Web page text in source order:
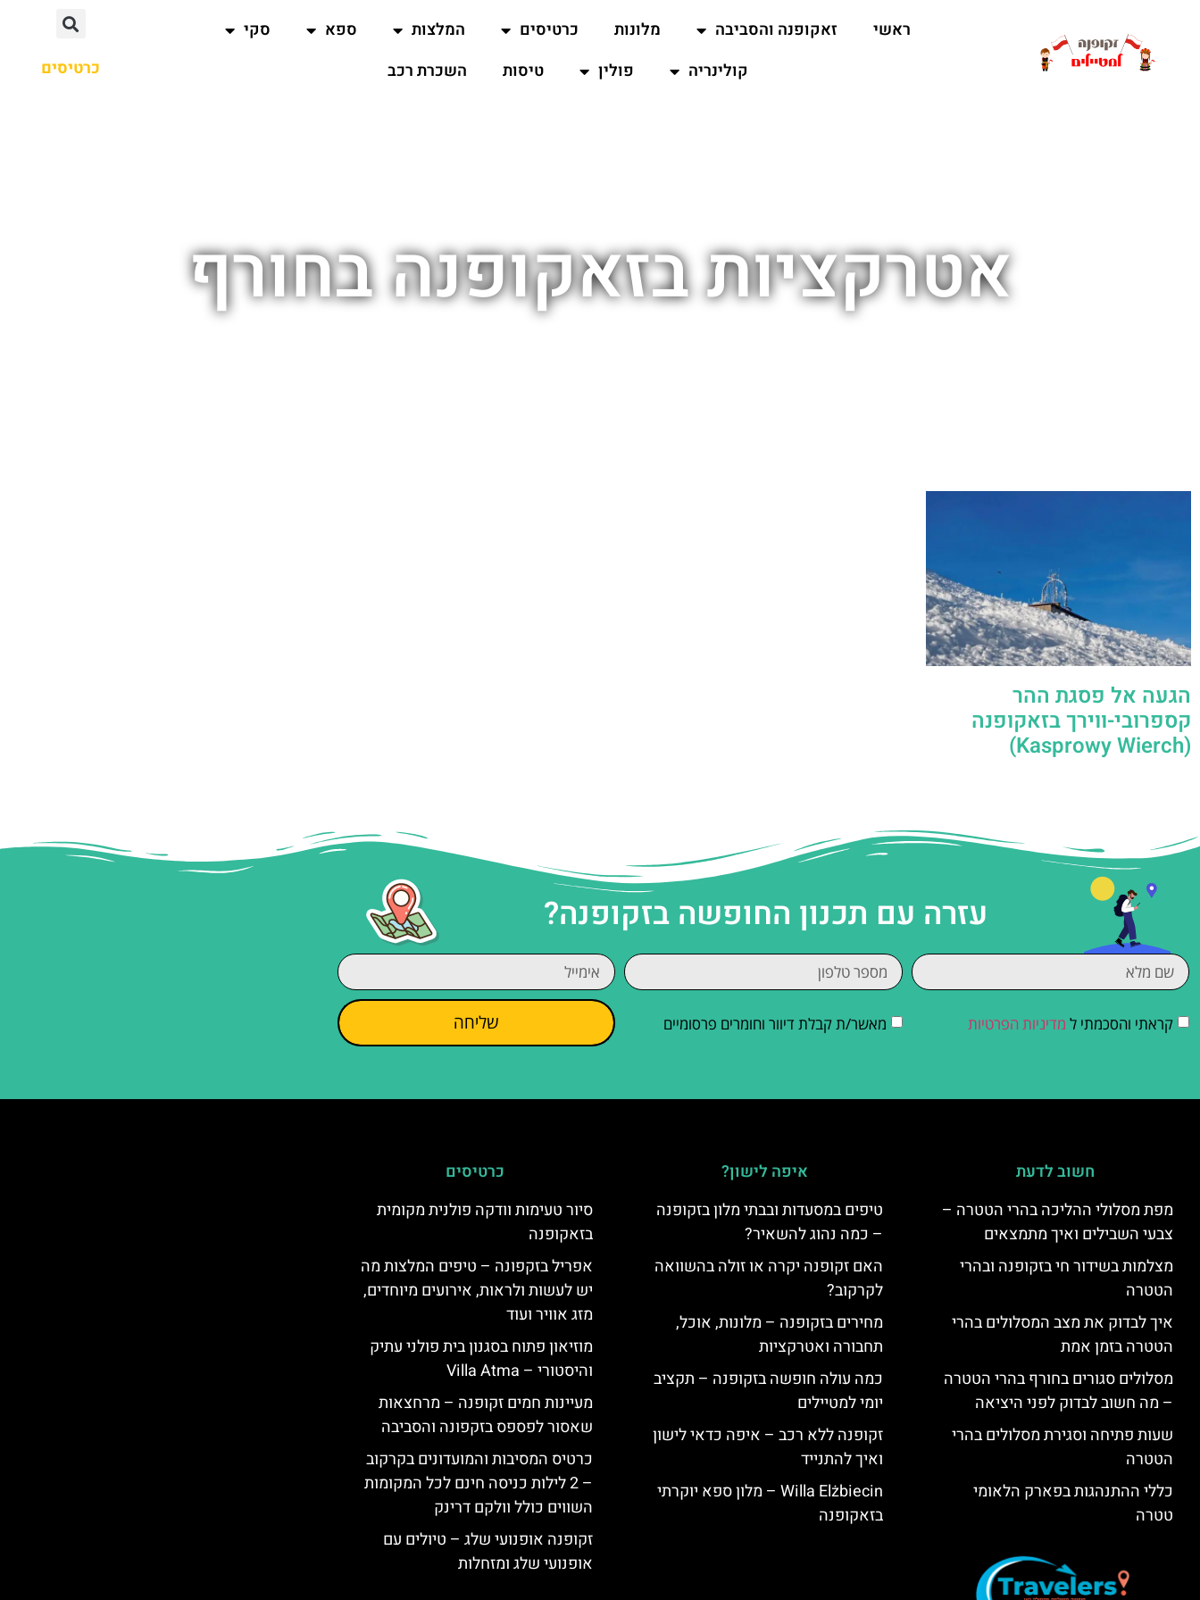
ראשי זאקופנה והסביבה מלונות כרטיסים המלצות ספא
סקי
קולינריה
פולין טיסות השכרת רכב כרטיסים
אטרקציות בזאקופנה בחורף
הגעה אל פסגת ההר
קספרובי-ווירך בזאקופנה
(Kasprowy Wierch)
עזרה עם תכנון החופשה בזקופנה?
קראתי והסכמתי ל מדיניות הפרטיות מאשר/ת קבלת דיוור וחומרים פרסומיים שליחה
חשוב לדעת
מפת מסלולי ההליכה בהרי הטטרה –
צבעי השבילים ואיך מתמצאים
מצלמות בשידור חי בזקופנה ובהרי
הטטרה
איך לבדוק את מצב המסלולים בהרי
הטטרה בזמן אמת
מסלולים סגורים בחורף בהרי הטטרה
– מה חשוב לבדוק לפני היציאה
שעות פתיחה וסגירת מסלולים בהרי
הטטרה
כללי ההתנהגות בפארק הלאומי
טטרה
איפה לישון?
טיפים במסעדות ובבתי מלון בזקופנה
– כמה נהוג להשאיר?
האם זקופנה יקרה או זולה בהשוואה
לקרקוב?
מחירים בזקופנה – מלונות, אוכל,
תחבורה ואטרקציות
כמה עולה חופשה בזקופנה – תקציב
יומי למטיילים
זקופנה ללא רכב – איפה כדאי לישון
ואיך להתנייד
Willa Elżbiecin – מלון ספא יוקרתי
בזאקופנה
כרטיסים
סיור טעימות וודקה פולנית מקומית
בזאקופנה
אפריל בזקפונה – טיפים המלצות מה
יש לעשות ולראות, אירועים מיוחדים,
מזג אוויר ועוד
מוזיאון פתוח בסגנון בית פולני עתיק
והיסטורי – Villa Atma
מעיינות חמים זקופנה – מרחצאות
שאסור לפספס בזקפונה והסביבה
כרטיס המסיבות והמועדונים בקרקוב
– 2 לילות כניסה חינם לכל המקומות
השווים כולל וולקם דרינק
זקופנה אופנועי שלג – טיולים עם
אופנועי שלג ומזחלות